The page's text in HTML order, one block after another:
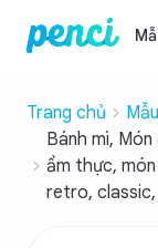
Trang chủ
Bánh mì,
ẩm thực,
retro,